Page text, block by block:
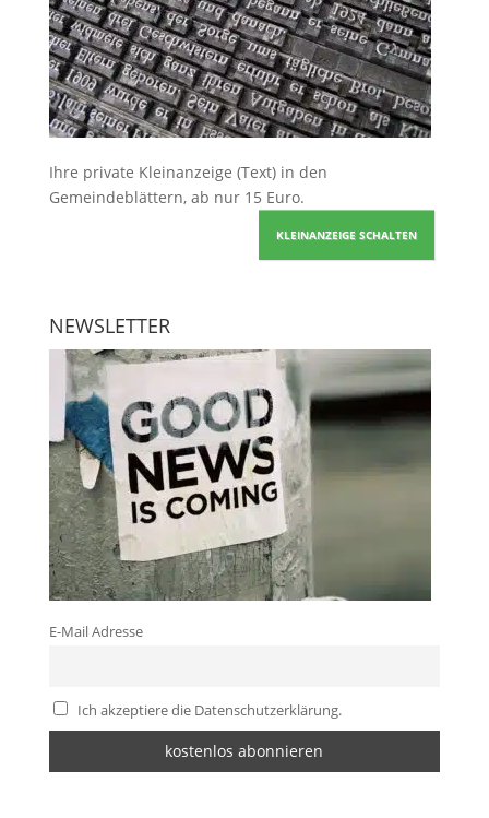
Ihre private Kleinanzeige (Text) in den
Gemeindeblättern, ab nur 15 Euro.
KLEINANZEIGE SCHALTEN
NEWSLETTER
E-Mail Adresse
Ich akzeptiere die Datenschutzerklärung.